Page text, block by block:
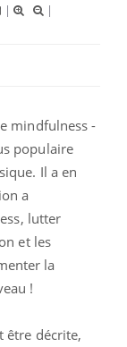
|
|
mindfulness -
populaire
Il a en
a
lutter
et les
la
!
être décrite,